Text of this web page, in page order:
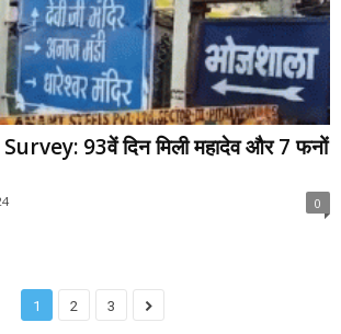
93वें दिन मिली महादेव और 7 फनों
0
1 2 3